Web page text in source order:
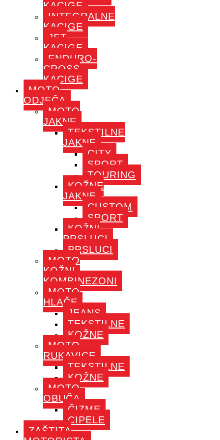
KACIGE
INTEGRALNE
KACIGE
JET
KACIGE
ENDURO-
CROSS
KACIGE
MOTO
ODJEČA
MOTO
JAKNE
TEKSTILNE
JAKNE
CITY
SPORT
TOURING
KOŽNE
JAKNE
CUSTOM
SPORT
KOŽNI
PRSLUCI
PRSLUCI
MOTO
KOŽNI
KOMBINEZONI
MOTO
HLAČE
JEANS
TEKSTILNE
KOŽNE
MOTO
RUKAVICE
TEKSTILNE
KOŽNE
MOTO
OBUČA
ČIZME
CIPELE
ZAŠTITA